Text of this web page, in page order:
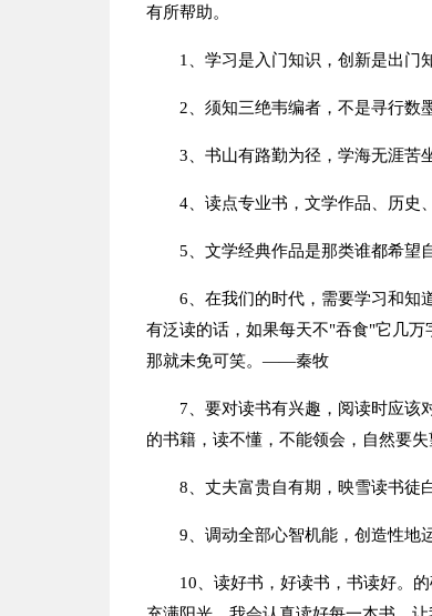
有所帮助。
1、学习是入门知识，创新是出门
2、须知三绝韦编者，不是寻行数
3、书山有路勤为径，学海无涯苦
4、读点专业书，文学作品、历
5、文学经典作品是那类谁都希望
6、在我们的时代，需要学习和知
有泛读的话，如果每天不"吞食"它几万
那就未免可笑。——秦牧
7、要对读书有兴趣，阅读时应该
的书籍，读不懂，不能领会，自然要
8、丈夫富贵自有期，映雪读书
9、调动全部心智机能，创造性
10、读好书，好读书，书读好。